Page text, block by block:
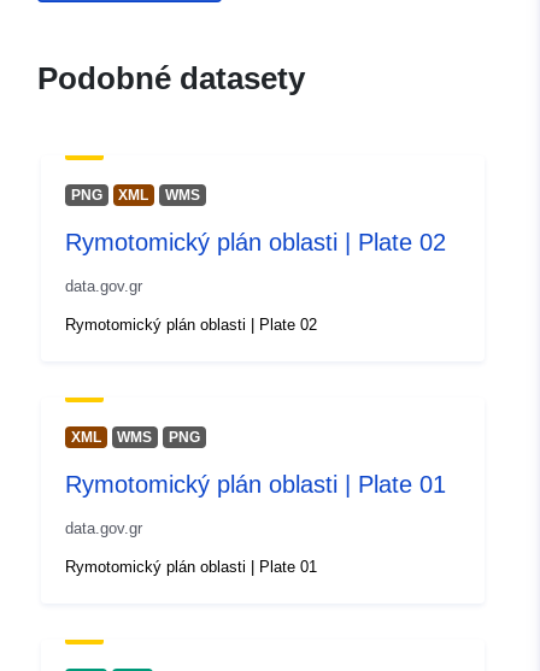
Podobné datasety
PNG XML WMS
Rymotomický plán oblasti | Plate 02
data.gov.gr
Rymotomický plán oblasti | Plate 02
XML WMS PNG
Rymotomický plán oblasti | Plate 01
data.gov.gr
Rymotomický plán oblasti | Plate 01